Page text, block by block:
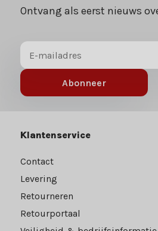
Ontvang als eerst nieuws
Abonneer
Klantenservice
Contact
Levering
Retourneren
Retourportaal